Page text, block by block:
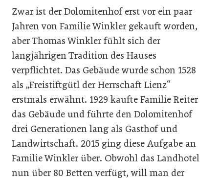
Zwar ist der Dolomitenhof erst vor ein paar
Jahren von Familie Winkler gekauft worden,
aber Thomas Winkler fühlt sich der
langjährigen Tradition des Hauses
verpflichtet. Das Gebäude wurde schon 1528
als „Freistiftgütl der Herrschaft Lienz“
erstmals erwähnt. 1929 kaufte Familie Reiter
das Gebäude und führte den Dolomitenhof
drei Generationen lang als Gasthof und
Landwirtschaft. 2015 ging diese Aufgabe an
Familie Winkler über. Obwohl das Landhotel
nun über 80 Betten verfügt, will man der